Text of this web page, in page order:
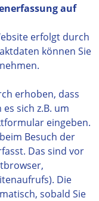
auf
erfolgt durch
können Sie
erhoben, dass
sich z.B. um
eingeben.
Besuch der
Das sind vor
Die
sobald Sie